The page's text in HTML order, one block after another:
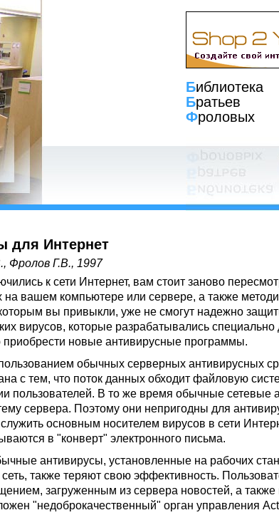
Библиотека
Братьев
Фроловых
для Интернет
Фролов Г.В., 1997
к сети Интернет, вам стоит заново
на вашем компьютере или сервере, а также
вы привыкли, уже не смогут надежно
вирусов, которые разрабатывались
приобрести новые антивирусные программы.
обычных серверных антивирусных
с тем, что поток данных обходит файловую
пользователей. В то же время обычные сетевые
сервера. Поэтому они непригодны для
основным носителем вирусов в сети
в "конверт" электронного письма.
антивирусы, установленные на рабочих
также теряют свою эффективность.
загруженным из сервера новостей, а также
"недоброкачественный" орган управления